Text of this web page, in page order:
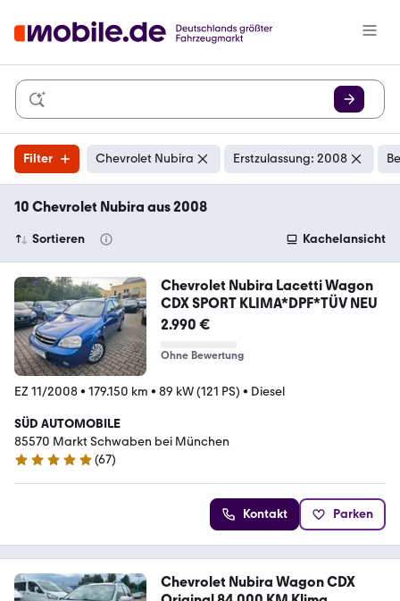
Filter Chevrolet Nubira Erstzulassung: 2008
10 Chevrolet Nubira aus 2008
Sortieren Kachelansicht
Chevrolet Nubira Lacetti Wagon
CDX SPORT KLIMA*DPF*TÜV NEU
2.990 €
Ohne Bewertung
EZ 11/2008• 179.150 km • 89 kW (121 PS) • Diesel
SÜD AUTOMOBILE
85570 Markt Schwaben bei München
5 Sterne
(67)
Kontakt Parken
Chevrolet Nubira Wagon CDX